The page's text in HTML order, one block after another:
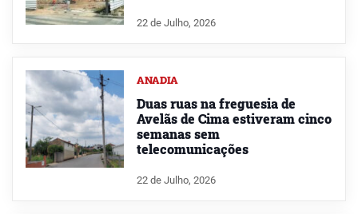
22 de Julho, 2026
ANADIA
Duas ruas na freguesia de
Avelãs de Cima estiveram cinco
semanas sem
telecomunicações
22 de Julho, 2026